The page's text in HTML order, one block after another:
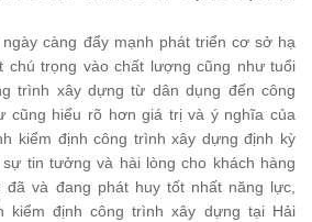
ngày càng đẩy mạnh phát triển cơ sở hạ
chú trọng vào chất lượng cũng như tuổi
trình xây dựng từ dân dụng đến công
cũng hiểu rõ hơn giá trị và ý nghĩa của
kiểm định công trình xây dựng định kỳ
tin tưởng và hài lòng cho khách hàng
đã và đang phát huy tốt nhất năng lực,
kiểm định công trình xây dựng tại Hải